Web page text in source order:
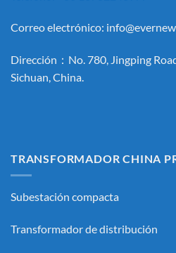
Correo electrónico:
Dirección：No. 780, Jingping
Sichuan, China.
TRANSFORMADOR CHINA
Subestación compacta
Transformador de distribución